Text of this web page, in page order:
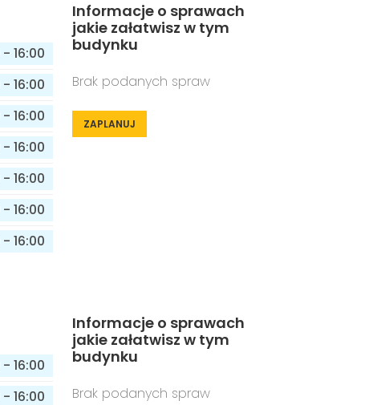
- 16:00
- 16:00
- 16:00
- 16:00
- 16:00
- 16:00
- 16:00
Informacje o sprawach
jakie załatwisz w tym
budynku
Brak podanych spraw
ZAPLANUJ
- 16:00
- 16:00
Informacje o sprawach
jakie załatwisz w tym
budynku
Brak podanych spraw